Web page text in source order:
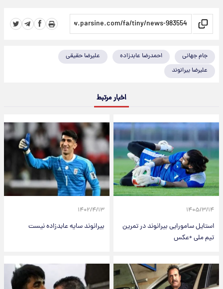
جام جهانی احمدرضا عابدزاده
علیرضا حقیقی
علیرضا بیرانوند
اخبار مرتبط
۱۴۰۵/۳/۱۴
استایل سامورایی بیرانوند در تمرین
تیم ملی +عکس
۱۴۰۲/۴/۱۳
بیرانوند سایه عابدزاده نیست